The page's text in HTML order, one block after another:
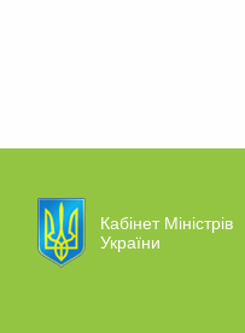
Кабінет Міністрів
України